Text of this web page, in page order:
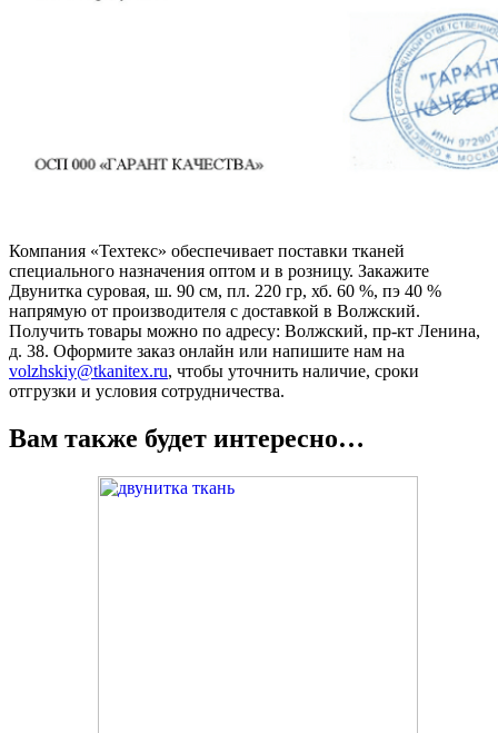
Компания «Техтекс» обеспечивает поставки тканей
специального назначения оптом и в розницу. Закажите
Двунитка суровая, ш. 90 см, пл. 220 гр, хб. 60 %, пэ 40 %
напрямую от производителя с доставкой в Волжский.
Получить товары можно по адресу: Волжский, пр-кт Ленина,
д. 38. Оформите заказ онлайн или напишите нам на
volzhskiy@tkanitex.ru, чтобы уточнить наличие, сроки
отгрузки и условия сотрудничества.
Вам также будет интересно…